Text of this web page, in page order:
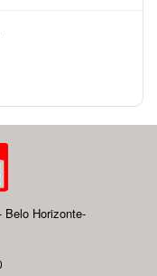
Belo Horizonte-